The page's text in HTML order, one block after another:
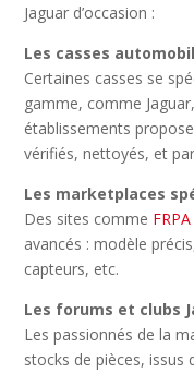
Jaguar d’occasion :
Les casses
Certaines casses se
gamme, comme
établissements
vérifiés, nettoyés, et
Les marketplaces
Des sites comme
avancés : modèle
capteurs, etc.
Les forums et clubs
Les passionnés de la
stocks de pièces, issus